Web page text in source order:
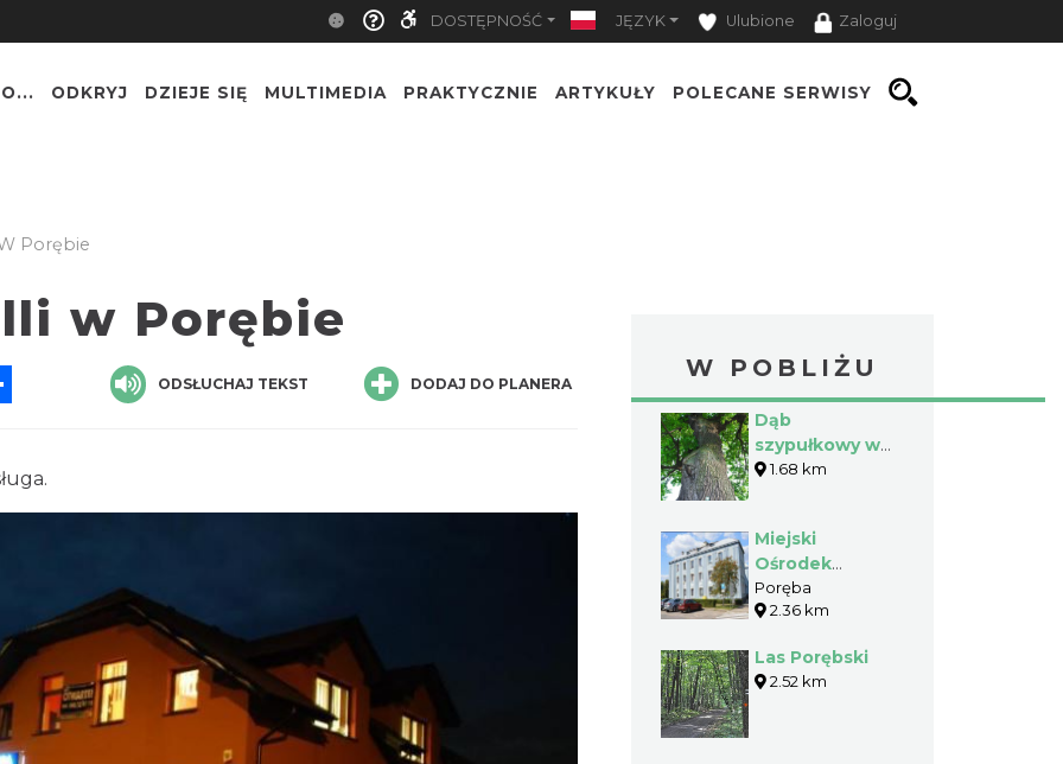
DOSTĘPNOŚĆ JĘZYK Ulubione Zaloguj
O... ODKRYJ DZIEJE SIĘ MULTIMEDIA PRAKTYCZNIE ARTYKUŁY POLECANE SERWISY
Porębie
w Porębie
ODSŁUCHAJ TEKST DODAJ DO PLANERA
W POBLIŻU
Dąb
szypułkowy w
Porębie
1.68 km
Miejski
Ośrodek
Kultury w
Porębie
Poręba
2.36 km
Las Porębski
2.52 km